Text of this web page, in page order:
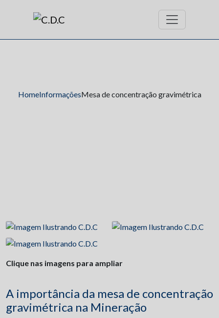
HomeInformaçõesMesa de concentração gravimétrica
Clique nas imagens para ampliar
A importância da mesa de concentração
gravimétrica na Mineração